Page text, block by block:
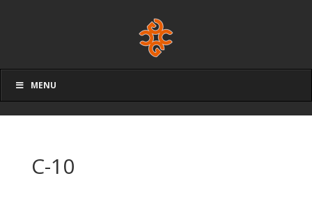
MENU
C-10